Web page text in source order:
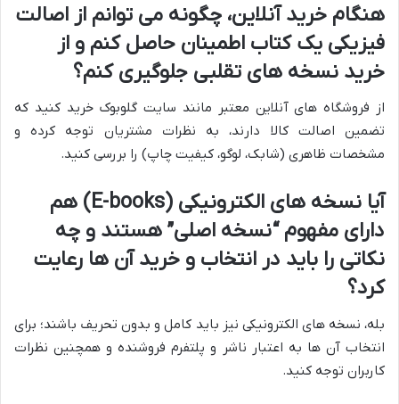
هنگام خرید آنلاین، چگونه می توانم از اصالت
فیزیکی یک کتاب اطمینان حاصل کنم و از
خرید نسخه های تقلبی جلوگیری کنم؟
از فروشگاه های آنلاین معتبر مانند سایت گلوبوک خرید کنید که
تضمین اصالت کالا دارند، به نظرات مشتریان توجه کرده و
مشخصات ظاهری (شابک، لوگو، کیفیت چاپ) را بررسی کنید.
آیا نسخه های الکترونیکی (E-books) هم
دارای مفهوم “نسخه اصلی” هستند و چه
نکاتی را باید در انتخاب و خرید آن ها رعایت
کرد؟
بله، نسخه های الکترونیکی نیز باید کامل و بدون تحریف باشند؛ برای
انتخاب آن ها به اعتبار ناشر و پلتفرم فروشنده و همچنین نظرات
کاربران توجه کنید.